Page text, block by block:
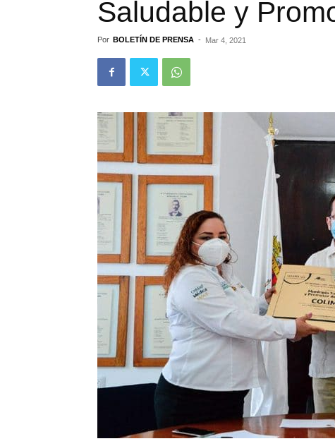
Saludable y
Por BOLETÍN DE PRENSA - Mar 4, 2021